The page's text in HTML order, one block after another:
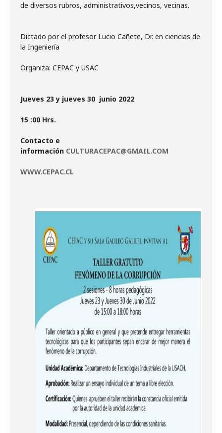
de diversos rubros, administrativos,vecinos, vecinas.
Dictado por el profesor Lucio Cañete, Dr. en ciencias de
la Ingeniería
Organiza: CEPAC y USAC
Jueves 23 y jueves 30 junio 2022
15 :00 Hrs.
Contacto e
información CULTURACEPAC@GMAIL.COM
WWW.CEPAC.CL